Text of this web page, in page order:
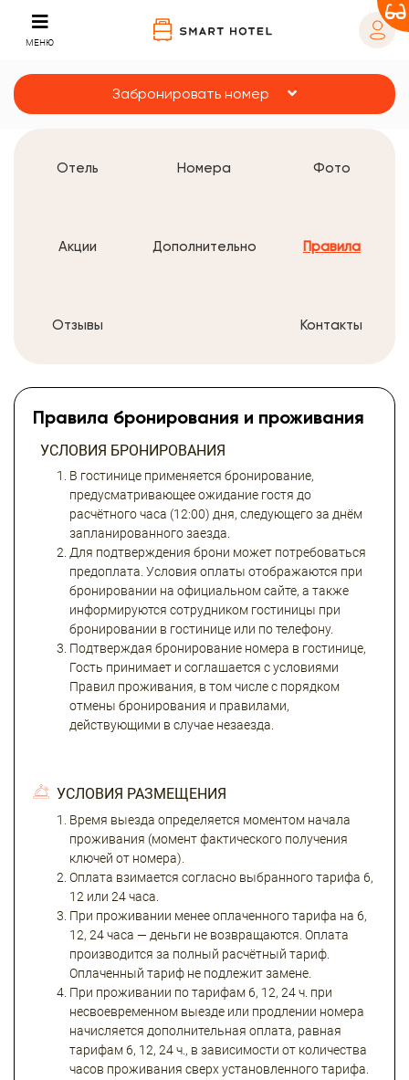
МЕНЮ
Забронировать номер
Отель Номера Фото
Акции Дополнительно Правила
Отзывы Контакты
Правила бронирования и проживания
УСЛОВИЯ БРОНИРОВАНИЯ
В гостинице применяется бронирование,
предусматривающее ожидание гостя до
расчётного часа (12:00) дня, следующего за днём
запланированного заезда.
Для подтверждения брони может потребоваться
предоплата. Условия оплаты отображаются при
бронировании на официальном сайте, а также
информируются сотрудником гостиницы при
бронировании в гостинице или по телефону.
Подтверждая бронирование номера в гостинице,
Гость принимает и соглашается с условиями
Правил проживания, в том числе с порядком
отмены бронирования и правилами,
действующими в случае незаезда.
УСЛОВИЯ РАЗМЕЩЕНИЯ
Время выезда определяется моментом начала
проживания (момент фактического получения
ключей от номера).
Оплата взимается согласно выбранного тарифа 6,
12 или 24 часа.
При проживании менее оплаченного тарифа на 6,
12, 24 часа — деньги не возвращаются. Оплата
производится за полный расчётный тариф.
Оплаченный тариф не подлежит замене.
При проживании по тарифам 6, 12, 24 ч. при
несвоевременном выезде или продлении номера
начисляется дополнительная оплата, равная
тарифам 6, 12, 24 ч., в зависимости от количества
часов проживания сверх установленного тарифа.